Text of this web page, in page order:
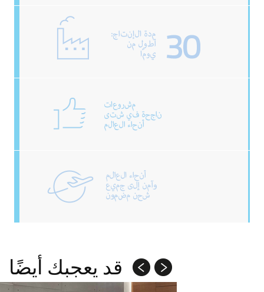
قد يعجبك أيضًا